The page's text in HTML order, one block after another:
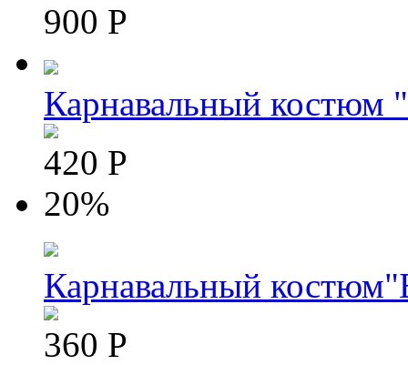
900 Р
Карнавальный костюм
420 Р
20%
Карнавальный
360 Р